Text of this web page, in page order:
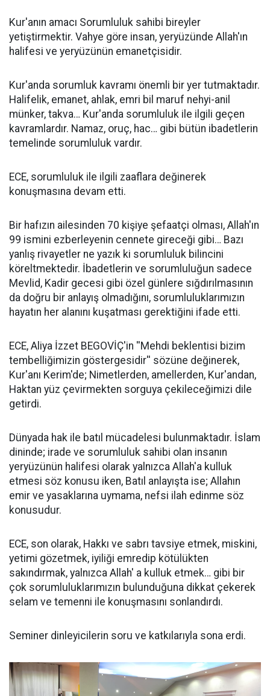
Kur'anın amacı Sorumluluk sahibi bireyler
yetiştirmektir. Vahye göre insan, yeryüzünde Allah'ın
halifesi ve yeryüzünün emanetçisidir.
Kur'anda sorumluk kavramı önemli bir yer tutmaktadır.
Halifelik, emanet, ahlak, emri bil maruf nehyi-anil
münker, takva… Kur'anda sorumluluk ile ilgili geçen
kavramlardır. Namaz, oruç, hac… gibi bütün ibadetlerin
temelinde sorumluluk vardır.
ECE, sorumluluk ile ilgili zaaflara değinerek
konuşmasına devam etti.
Bir hafızın ailesinden 70 kişiye şefaatçi olması, Allah'ın
99 ismini ezberleyenin cennete gireceği gibi… Bazı
yanlış rivayetler ne yazık ki sorumluluk bilincini
köreltmektedir. İbadetlerin ve sorumluluğun sadece
Mevlid, Kadir gecesi gibi özel günlere sığdırılmasının
da doğru bir anlayış olmadığını, sorumluluklarımızın
hayatın her alanını kuşatması gerektiğini ifade etti.
ECE, Aliya İzzet BEGOVİÇ'in ''Mehdi beklentisi bizim
tembelliğimizin göstergesidir'' sözüne değinerek,
Kur'anı Kerim'de; Nimetlerden, amellerden, Kur'andan,
Haktan yüz çevirmekten sorguya çekileceğimizi dile
getirdi.
Dünyada hak ile batıl mücadelesi bulunmaktadır. İslam
dininde; irade ve sorumluluk sahibi olan insanın
yeryüzünün halifesi olarak yalnızca Allah'a kulluk
etmesi söz konusu iken, Batıl anlayışta ise; Allahın
emir ve yasaklarına uymama, nefsi ilah edinme söz
konusudur.
ECE, son olarak, Hakkı ve sabrı tavsiye etmek, miskini,
yetimi gözetmek, iyiliği emredip kötülükten
sakındırmak, yalnızca Allah' a kulluk etmek… gibi bir
çok sorumluluklarımızın bulunduğuna dikkat çekerek
selam ve temenni ile konuşmasını sonlandırdı.
Seminer dinleyicilerin soru ve katkılarıyla sona erdi.